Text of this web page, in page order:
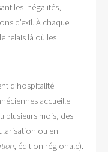
les inégalités,
d’exil. À chaque
relais là où les
d’hospitalité
accueille
plusieurs mois, des
ou en
, édition régionale).